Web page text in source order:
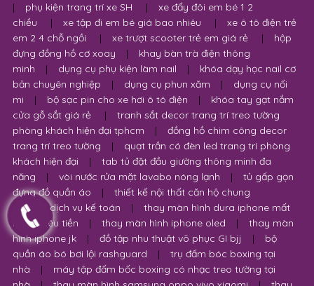
| phụ kiện trang trí xe SH |
xe đẩy đôi em bé 1 2
chiều
| xe tập đi em bé giá bao nhiêu |
xe ô tô điện trẻ
em 2 4 chỗ ngồi
| xe trượt scooter trẻ em giá rẻ |
hộp
đựng đồng hồ cơ xoay
|
khay bàn trà điện thông
minh
| dụng cụ phụ kiện làm nail |
khóa dạy học nail cơ
bản chuyên nghiệp
| dụng cụ phun xăm |
dụng cụ nối
mi
| bộ sạc pin cho xe hơi ô tô điện |
khóa tay gạt nắm
cửa gỗ sắt giá rẻ
|
tranh sắt decor trang trí treo tường
phòng khách hiện đại tphcm
|
đồng hồ chim công decor
trang trí treo tường
|
quạt trần có đèn led trang trí phòng
khách hiện đại
|
tab tủ đặt đầu giường thông minh đa
năng
| vòi nước rửa mặt lavabo nóng lạnh |
tủ gấp gọn
đựng đồ quần áo
|
thiết kế nội thất căn hộ chung
cư
dịch vụ kế toán |
thay màn hình dura iphone mất
bao nhiêu tiền
| thay màn hình iphone oled |
thay màn
hình iphone jk
| đồ tập nhu thuật võ phục GI bjj |
bộ
quần áo bó bơi lội rashguard
|
trụ đấm bóc boxing tại
nhà
|
máy tập đấm bốc boxing có nhạc treo tường tại